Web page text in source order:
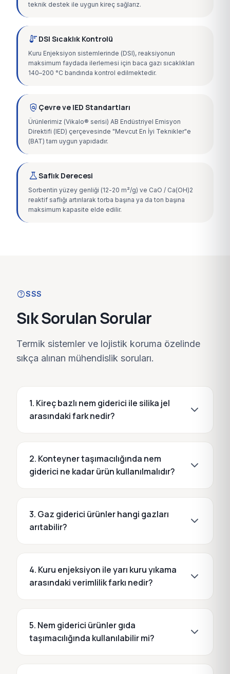
teknik destek ile uygun kireç sağlarız.
thermostat DSI Sıcaklık Kontrolü
Kuru Enjeksiyon sistemlerinde (DSI), reaksiyonun
maksimum faydada ilerlemesi için baca gazı sıcaklıkları
140–200 °C bandında kontrol edilmektedir.
policy Çevre ve IED Standartları
Ürünlerimiz (Vikalo® serisi) AB Endüstriyel Emisyon
Direktifi (IED) çerçevesinde "Mevcut En İyi Teknikler"e
(BAT) tam uygun yapıdadır.
scienceSaflık Derecesi
Sorbentin yüzey genliği (12-20 m²/g) ve CaO / Ca(OH)2
reaktif saflığı artırılarak torba başına ya da ton başına
maksimum kapasite elde edilir.
helpSSS
Sık Sorulan Sorular
Termik sistemler ve lojistik koruma özelinde
sıkça alınan mühendislik soruları.
1. Kireç bazlı nem giderici ile silika jel
arasındaki fark nedir?
2. Konteyner taşımacılığında nem
giderici ne kadar ürün kullanılmalıdır?
3. Gaz giderici ürünler hangi gazları
arıtabilir?
4. Kuru enjeksiyon ile yarı kuru yıkama
arasındaki verimlilik farkı nedir?
5. Nem giderici ürünler gıda
taşımacılığında kullanılabilir mi?